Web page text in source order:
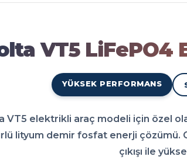
elektrikli aracınız için en doğru enerji